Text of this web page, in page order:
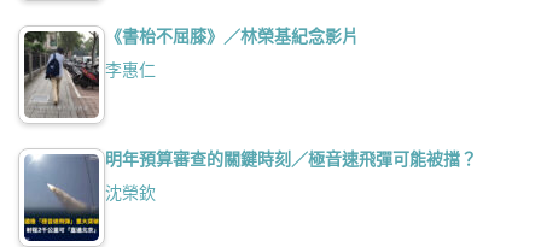
《書枱不屈膝》／林榮基紀念影片
李惠仁
明年預算審查的關鍵時刻／極音速飛彈可能被擋？
沈榮欽